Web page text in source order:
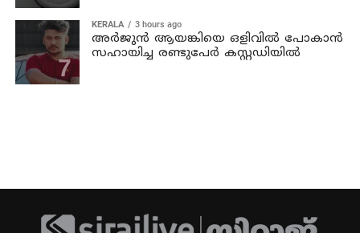
KERALA 3 hours ago
അര്‍ജുന്‍ ആയങ്കിയെ ഒളിവില്‍ പോകാന്‍
സഹായിച്ച രണ്ടുപേര്‍ കസ്റ്റഡിയില്‍